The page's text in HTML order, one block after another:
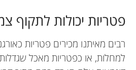
n
d
פטריות יכולות לתקוף
רבים מאיתנו מכירים פטריות
למחלות, או כפטריות מאכל